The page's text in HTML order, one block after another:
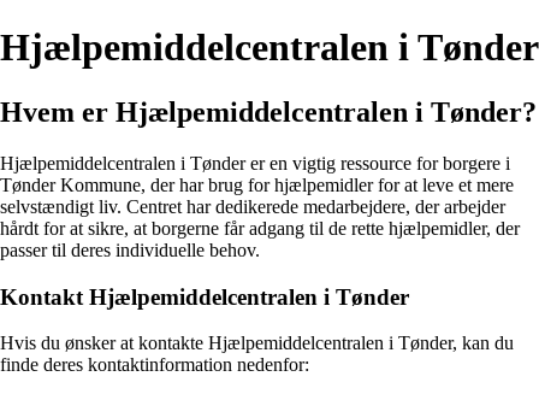
Hjælpemiddelcentralen i Tønder
Hvem er Hjælpemiddelcentralen i Tønder?
Hjælpemiddelcentralen i Tønder er en vigtig ressource for borgere i
Tønder Kommune, der har brug for hjælpemidler for at leve et mere
selvstændigt liv. Centret har dedikerede medarbejdere, der arbejder
hårdt for at sikre, at borgerne får adgang til de rette hjælpemidler, der
passer til deres individuelle behov.
Kontakt Hjælpemiddelcentralen i Tønder
Hvis du ønsker at kontakte Hjælpemiddelcentralen i Tønder, kan du
finde deres kontaktinformation nedenfor: